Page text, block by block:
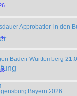
Approbation in den
Baden-Württemberg
Bayern 2026